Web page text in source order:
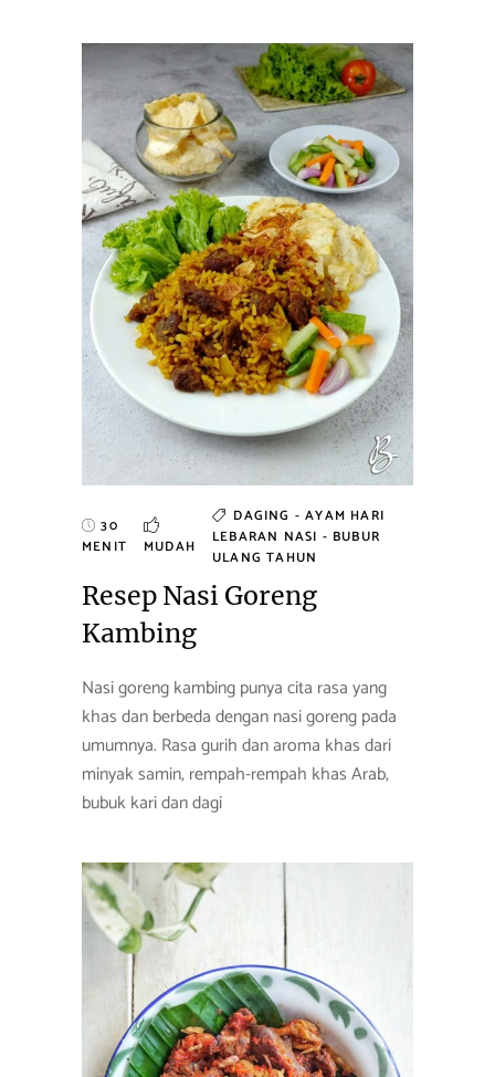
30
MENIT
MUDAH
DAGING - AYAM HARI
LEBARAN NASI - BUBUR
ULANG TAHUN
Resep Nasi Goreng
Kambing
Nasi goreng kambing punya cita rasa yang
khas dan berbeda dengan nasi goreng pada
umumnya. Rasa gurih dan aroma khas dari
minyak samin, rempah-rempah khas Arab,
bubuk kari dan dagi